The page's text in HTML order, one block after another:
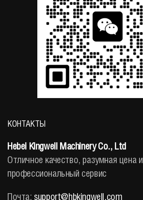
КОНТАКТЫ
Hebei Kingwell Machinery Co., Ltd
Отличное качество, разумная цена и
профессиональный сервис
Почта: support@hbkingwell.com